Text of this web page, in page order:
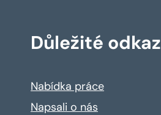
Důležité
Nabídka práce
Napsali o nás